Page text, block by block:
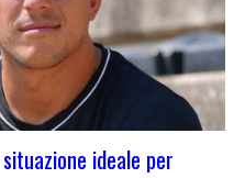
ideale per